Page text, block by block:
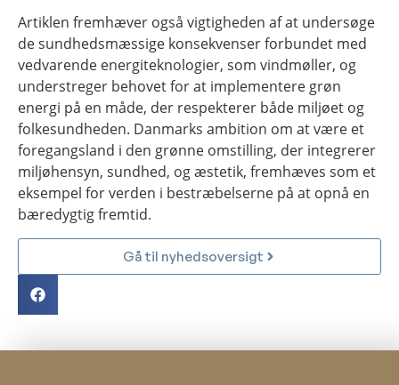
Artiklen fremhæver også vigtigheden af at undersøge
de sundhedsmæssige konsekvenser forbundet med
vedvarende energiteknologier, som vindmøller, og
understreger behovet for at implementere grøn
energi på en måde, der respekterer både miljøet og
folkesundheden. Danmarks ambition om at være et
foregangsland i den grønne omstilling, der integrerer
miljøhensyn, sundhed, og æstetik, fremhæves som et
eksempel for verden i bestræbelserne på at opnå en
bæredygtig fremtid.
Gå til nyhedsoversigt